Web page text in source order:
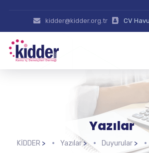
kidder@kidder.org.tr CV
Yazılar
KİDDER > Yazılar> Duyurular>